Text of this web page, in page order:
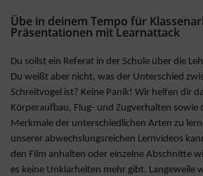
Übe in deinem Tempo für
Präsentationen mit Learnattack
Du sollst ein Referat in der Schule über die
Du weißt aber nicht, was der Unterschied
Schreitvogel ist? Keine Panik! Wir helfen dir
Körperaufbau, Flug- und Zugverhalten sowie
Merkmale der unterschiedlichen Arten zu
unserer abwechslungsreichen Lernvideos
den Film anhalten oder einzelne Abschnitte
es keine Unklarheiten mehr gibt. Langeweile